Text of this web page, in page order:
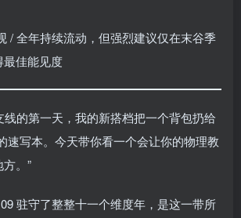
/ 全年持续流动，但强烈建议仅在末谷季
佳能见度
的第一天，我的新搭档把一个背包扔给
速写本。今天带你看一个会让你的物理教
。”
驻守了整整十一个维度年，是这一带所